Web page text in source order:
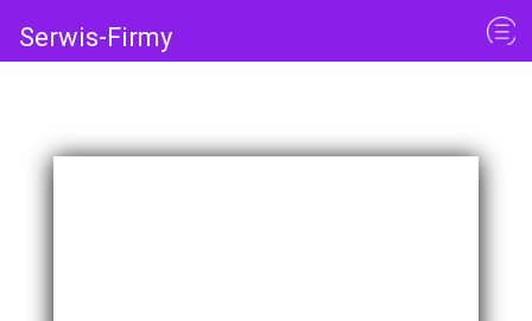
Serwis-Firmy